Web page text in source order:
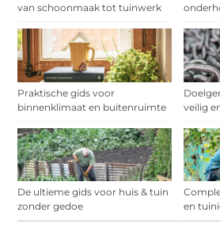
van schoonmaak tot tuinwerk
Praktische gids voor
binnenklimaat en buitenruimte
veilig
De ultieme gids voor huis & tuin
zonder gedoe
en